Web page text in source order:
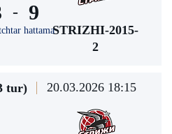
-
hattama
9
STRIZHI-2015-
2
tur) 20.03.2026 18:15